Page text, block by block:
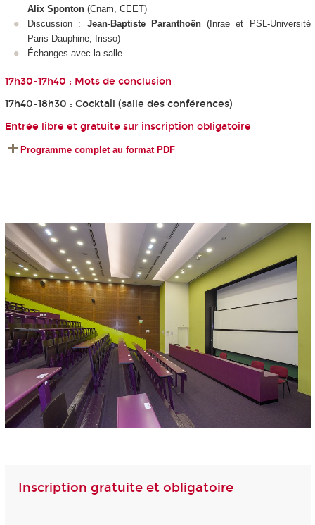
Alix Sponton (Cnam, CEET)
Discussion : Jean-Baptiste Paranthoën (Inrae et PSL-Université
Paris Dauphine, Irisso)
Échanges avec la salle
17h30-17h40 : Mots de conclusion
17h40-18h30 : Cocktail (salle des conférences)
Entrée libre et gratuite sur inscription obligatoire
Programme complet au format PDF
Inscription gratuite et obligatoire